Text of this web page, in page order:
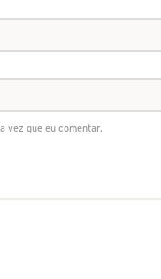
vez que eu comentar.